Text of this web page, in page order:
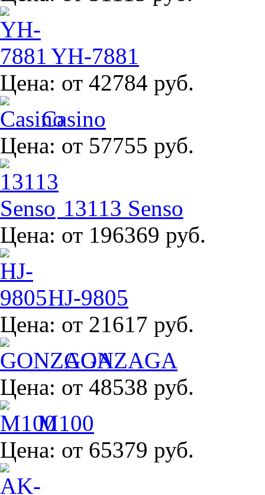
YH-7881
Цена: от 42784 руб.
Casino
Цена: от 57755 руб.
13113 Senso
Цена: от 196369 руб.
HJ-9805
Цена: от 21617 руб.
GONZAGA
Цена: от 48538 руб.
M100
Цена: от 65379 руб.